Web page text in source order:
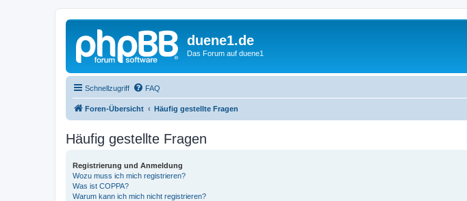
duene1.de
Das Forum auf duene1
Schnellzugriff FAQ
Foren-Übersicht Häufig gestellte Fragen
Häufig gestellte Fragen
Registrierung und Anmeldung
Wozu muss ich mich registrieren?
Was ist COPPA?
Warum kann ich mich nicht registrieren?